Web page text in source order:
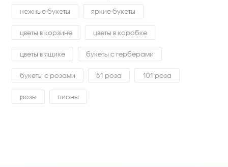
нежные букеты яркие букеты
цветы в корзине цветы в коробке
цветы в ящике букеты с герберами
букеты с розами 51 роза 101 роза
розы пионы